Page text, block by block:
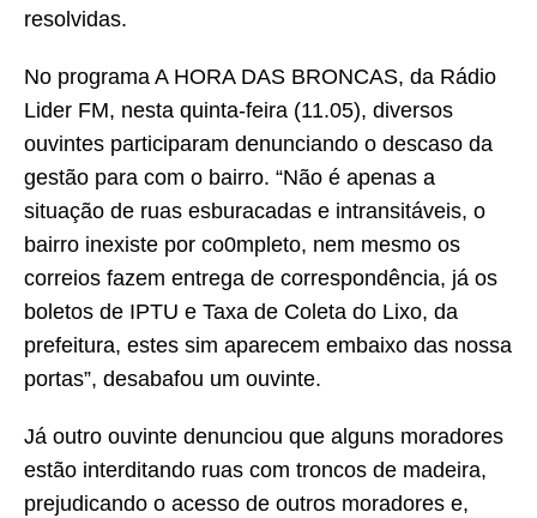
resolvidas.
No programa A HORA DAS BRONCAS, da Rádio
Lider FM, nesta quinta-feira (11.05), diversos
ouvintes participaram denunciando o descaso da
gestão para com o bairro. “Não é apenas a
situação de ruas esburacadas e intransitáveis, o
bairro inexiste por co0mpleto, nem mesmo os
correios fazem entrega de correspondência, já os
boletos de IPTU e Taxa de Coleta do Lixo, da
prefeitura, estes sim aparecem embaixo das nossa
portas”, desabafou um ouvinte.
Já outro ouvinte denunciou que alguns moradores
estão interditando ruas com troncos de madeira,
prejudicando o acesso de outros moradores e,